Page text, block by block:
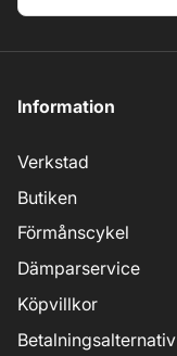
Information
Verkstad
Butiken
Förmånscykel
Dämparservice
Köpvillkor
Betalningsalternativ